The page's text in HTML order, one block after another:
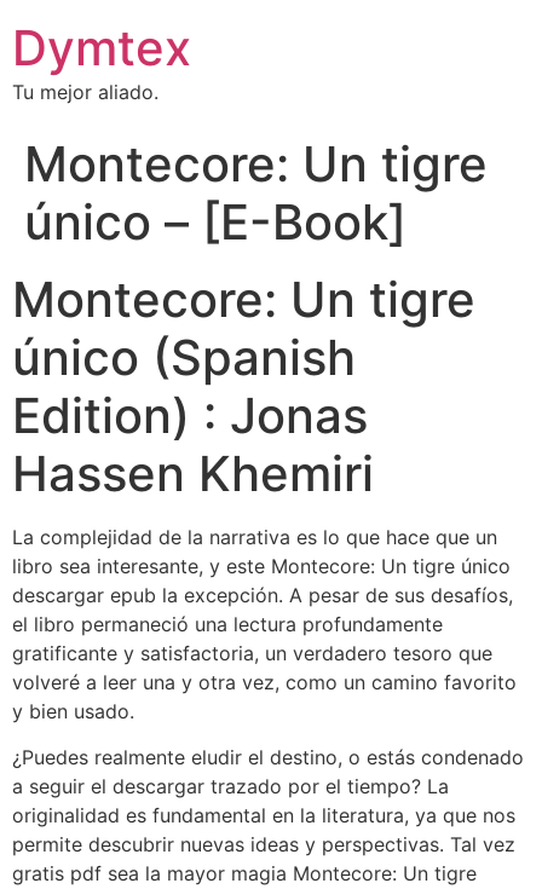
Dymtex
Tu mejor aliado.
Montecore: Un tigre
único – [E-Book]
Montecore: Un tigre
único (Spanish
Edition) : Jonas
Hassen Khemiri
La complejidad de la narrativa es lo que hace que un
libro sea interesante, y este Montecore: Un tigre único
descargar epub la excepción. A pesar de sus desafíos,
el libro permaneció una lectura profundamente
gratificante y satisfactoria, un verdadero tesoro que
volveré a leer una y otra vez, como un camino favorito
y bien usado.
¿Puedes realmente eludir el destino, o estás condenado
a seguir el descargar trazado por el tiempo? La
originalidad es fundamental en la literatura, ya que nos
permite descubrir nuevas ideas y perspectivas. Tal vez
gratis pdf sea la mayor magia Montecore: Un tigre